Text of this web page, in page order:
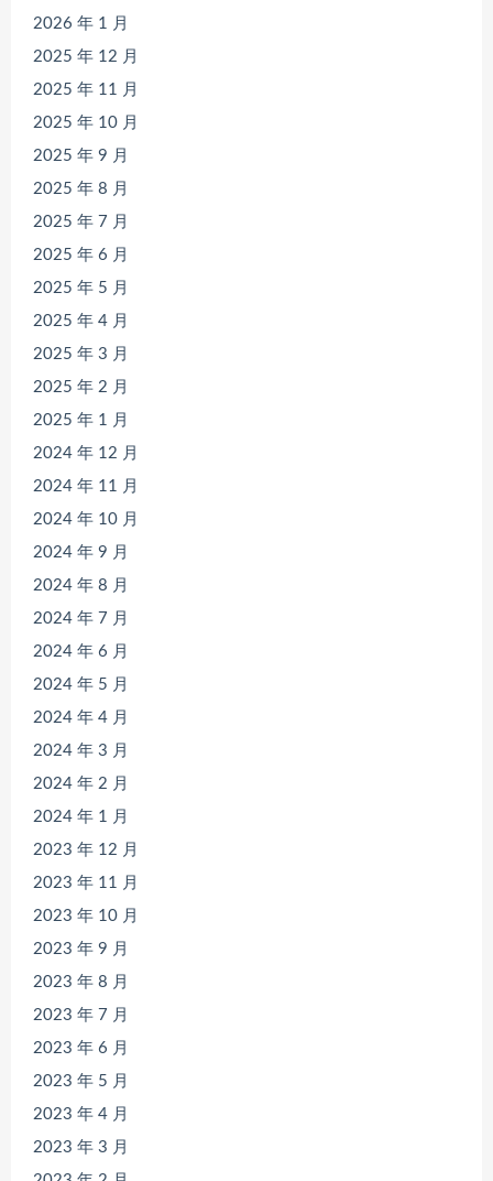
2026 年 1 月
2025 年 12 月
2025 年 11 月
2025 年 10 月
2025 年 9 月
2025 年 8 月
2025 年 7 月
2025 年 6 月
2025 年 5 月
2025 年 4 月
2025 年 3 月
2025 年 2 月
2025 年 1 月
2024 年 12 月
2024 年 11 月
2024 年 10 月
2024 年 9 月
2024 年 8 月
2024 年 7 月
2024 年 6 月
2024 年 5 月
2024 年 4 月
2024 年 3 月
2024 年 2 月
2024 年 1 月
2023 年 12 月
2023 年 11 月
2023 年 10 月
2023 年 9 月
2023 年 8 月
2023 年 7 月
2023 年 6 月
2023 年 5 月
2023 年 4 月
2023 年 3 月